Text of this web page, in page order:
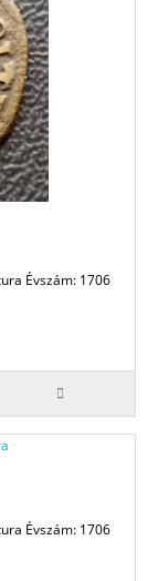
Évszám: 1706
Évszám: 1706